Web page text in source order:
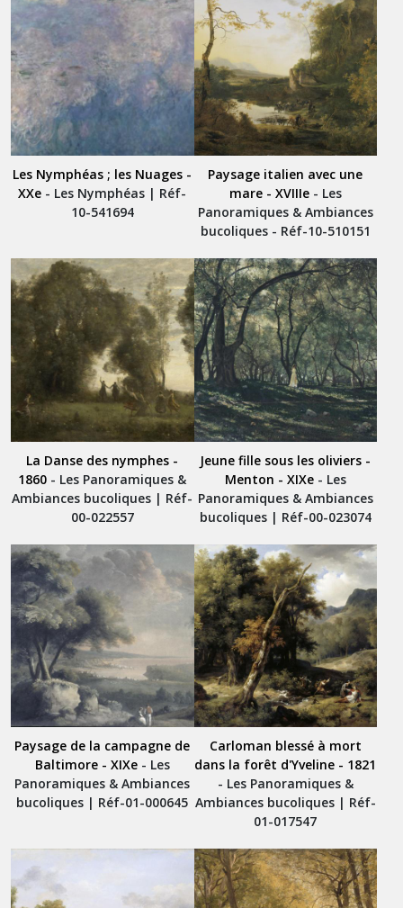
Les Nymphéas ; les Nuages -
XXe - Les Nymphéas | Réf-
10-541694
Paysage italien avec une
mare - XVIIIe- Les
Panoramiques & Ambiances
bucoliques - Réf-10-510151
La Danse des nymphes -
1860 - Les Panoramiques &
Ambiances bucoliques | Réf-
00-022557
Jeune fille sous les oliviers -
Menton - XIXe- Les
Panoramiques & Ambiances
bucoliques | Réf-00-023074
Paysage de la campagne de
Baltimore - XIXe- Les
Panoramiques & Ambiances
bucoliques | Réf-01-000645
Carloman blessé à mort
dans la forêt d'Yveline - 1821
- Les Panoramiques &
Ambiances bucoliques | Réf-
01-017547